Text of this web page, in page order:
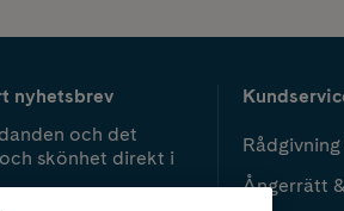
nyhetsbrev
och det
skönhet direkt i
Ångerrätt